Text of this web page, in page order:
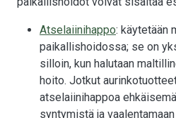
Atselaiinihappo: käytetään
paikallishoidossa; se on
silloin, kun halutaan
hoito. Jotkut
atselaiinihappoa
syntymistä ja